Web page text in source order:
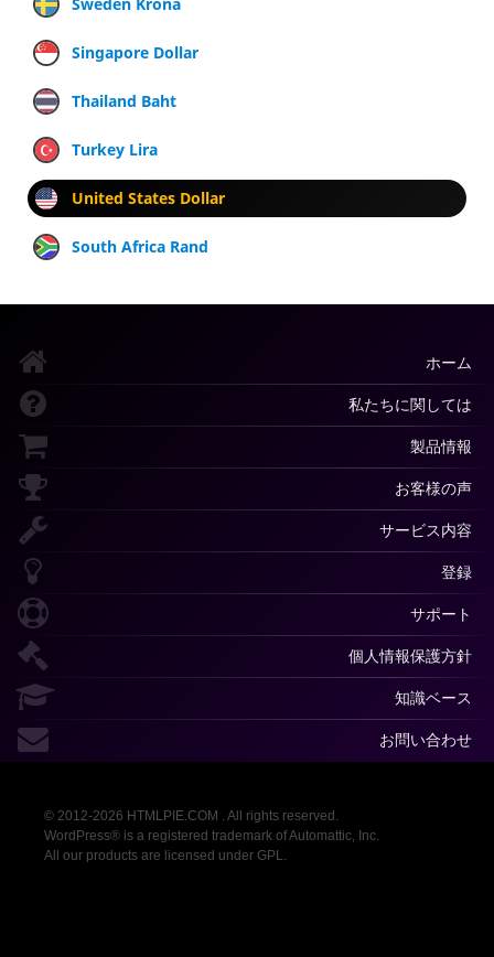
Singapore Dollar
Thailand Baht
Turkey Lira
United States Dollar
South Africa Rand
ホーム
私たちに関しては
製品情報
お客様の声
サービス内容
登録
サポート
個人情報保護方針
知識ベース
お問い合わせ
© 2012-2026 HTMLPIE.COM . All rights reserved.
WordPress® is a registered trademark of Automattic, Inc.
All our products are licensed under GPL.